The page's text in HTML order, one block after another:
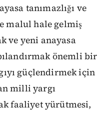
tanımazlığı ve
malul hale gelmiş
ve yeni anayasa
önemli bir
güçlendirmek için
milli yargı
faaliyet yürütmesi,